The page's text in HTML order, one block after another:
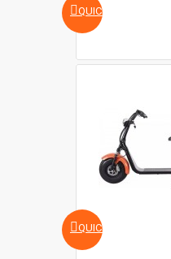
QUICKVIEW
QUICKVIEW